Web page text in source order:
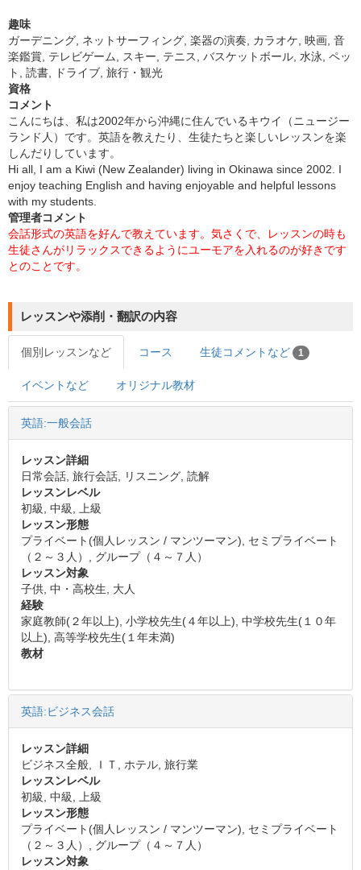
趣味
ガーデニング, ネットサーフィング, 楽器の演奏, カラオケ, 映画, 音
楽鑑賞, テレビゲーム, スキー, テニス, バスケットボール, 水泳, ペッ
ト, 読書, ドライブ, 旅行・観光
資格
コメント
こんにちは、私は2002年から沖縄に住んでいるキウイ（ニュージー
ランド人）です。英語を教えたり、生徒たちと楽しいレッスンを楽
しんだりしています。
Hi all, I am a Kiwi (New Zealander) living in Okinawa since 2002. I
enjoy teaching English and having enjoyable and helpful lessons
with my students.
管理者コメント
会話形式の英語を好んで教えています。気さくで、レッスンの時も
生徒さんがリラックスできるようにユーモアを入れるのが好きです
とのことです。
レッスンや添削・翻訳の内容
個別レッスンなど コース 生徒コメントなど 1
イベントなど オリジナル教材
英語:一般会話
レッスン詳細
日常会話, 旅行会話, リスニング, 読解
レッスンレベル
初級, 中級, 上級
レッスン形態
プライベート(個人レッスン / マンツーマン), セミプライベート
（２～３人）, グループ（４～７人）
レッスン対象
子供, 中・高校生, 大人
経験
家庭教師(２年以上), 小学校先生(４年以上), 中学校先生(１０年
以上), 高等学校先生(１年未満)
教材
英語:ビジネス会話
レッスン詳細
ビジネス全般, ＩＴ, ホテル, 旅行業
レッスンレベル
初級, 中級, 上級
レッスン形態
プライベート(個人レッスン / マンツーマン), セミプライベート
（２～３人）, グループ（４～７人）
レッスン対象